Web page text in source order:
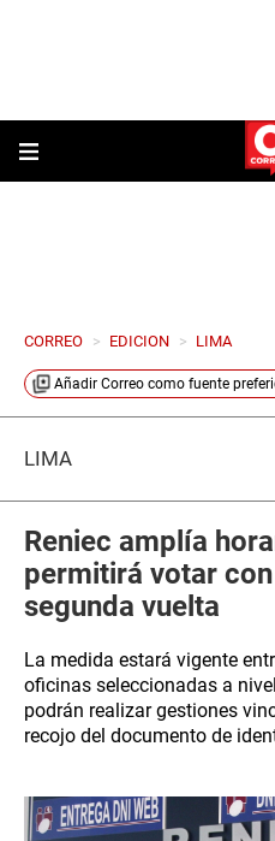
CORREO > EDICION > LIMA
Añadir Correo como fuente
LIMA
Reniec amplía
permitirá votar
segunda vuelta
La medida estará vigente
oficinas seleccionadas a
podrán realizar gestiones
recojo del documento de